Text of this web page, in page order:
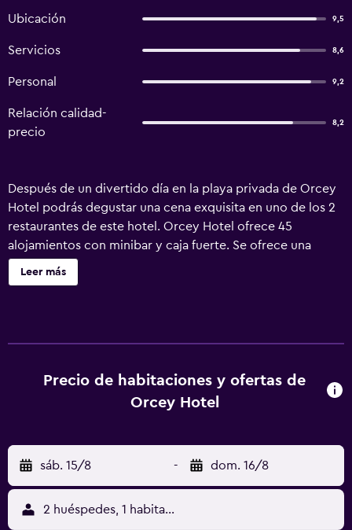
Ubicación 9,5
Servicios 8,6
Personal 9,2
Relación calidad-
precio
8,2
Después de un divertido día en la playa privada de Orcey
Hotel podrás degustar una cena exquisita en uno de los 2
restaurantes de este hotel. Orcey Hotel ofrece 45
alojamientos con minibar y caja fuerte. Se ofrece una
televisión LCD de 32 pulgadas con canales por satélite.
Los baños están equipados con ducha, zapatillas, artículos
servicios de ocio y esparcimiento incluyen una playa
privada. Se pueden practicar las actividades de ocio y
aplique un recargo).
Leer más
Precio de habitaciones y ofertas de
Orcey Hotel
sáb. 15/8 - dom. 16/8
2 huéspedes, 1 habitación